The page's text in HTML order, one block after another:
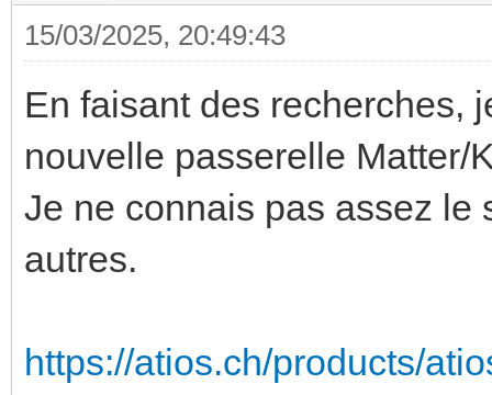
15/03/2025, 20:49:43
En faisant des recherches,
nouvelle passerelle Matter/
Je ne connais pas assez le
autres.
https://atios.ch/products/